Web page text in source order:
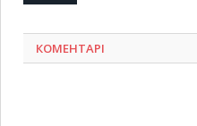
КОМЕНТАРІ